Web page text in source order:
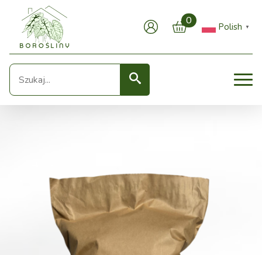
0
Polish ▼
Seearch